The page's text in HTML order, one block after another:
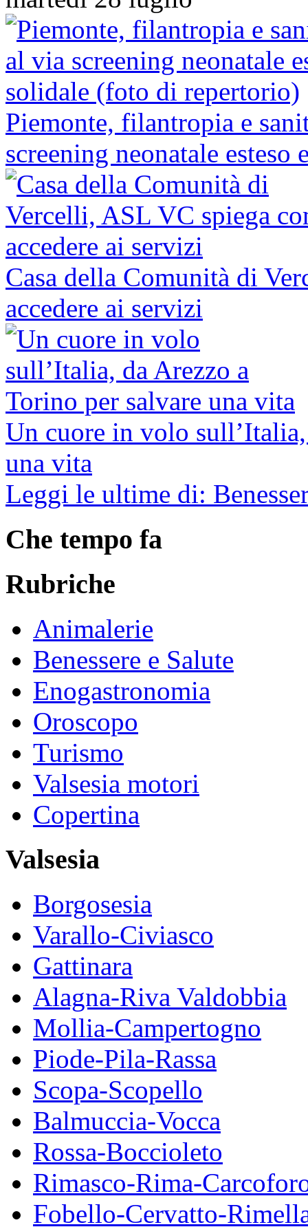
Piemonte, filantropia e
screening neonatale
Casa della Comunità di
accedere ai servizi
Un cuore in volo
una vita
Leggi le ultime di:
Che tempo fa
Rubriche
Animalerie
Benessere e Salute
Enogastronomia
Oroscopo
Turismo
Valsesia motori
Copertina
Valsesia
Borgosesia
Varallo-Civiasco
Gattinara
Alagna-Riva Valdobbia
Mollia-Campertogno
Piode-Pila-Rassa
Scopa-Scopello
Balmuccia-Vocca
Rossa-Boccioleto
Rimasco-Rima-
Fobello-Cervatto-